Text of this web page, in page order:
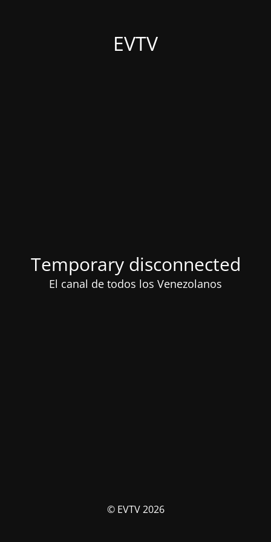
EVTV
Temporary disconnected
El canal de todos los Venezolanos
© EVTV 2026